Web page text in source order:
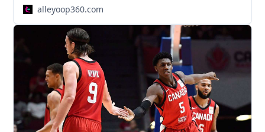
alleyoop360.com